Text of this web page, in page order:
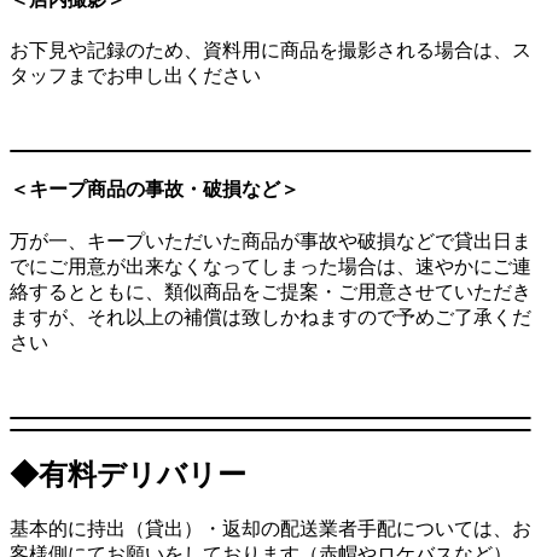
お下見や記録のため、資料用に商品を撮影される場合は、ス
タッフまでお申し出ください
＜キープ商品の事故・破損など＞
万が一、キープいただいた商品が事故や破損などで貸出日ま
でにご用意が出来なくなってしまった場合は、速やかにご連
絡するとともに、類似商品をご提案・ご用意させていただき
ますが、それ以上の補償は致しかねますので予めご了承くだ
さい
◆有料デリバリー
基本的に持出（貸出）・返却の配送業者手配については、お